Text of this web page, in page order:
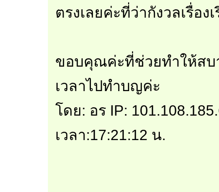
ตรงเลยค่ะที่ว่ากังวลเรื่อง
ขอบคุณค่ะที่ช่วยทำให้สบ
เวลาไปทำบญค่ะ
โดย: อร IP:
เวลา:17:21:12 น.